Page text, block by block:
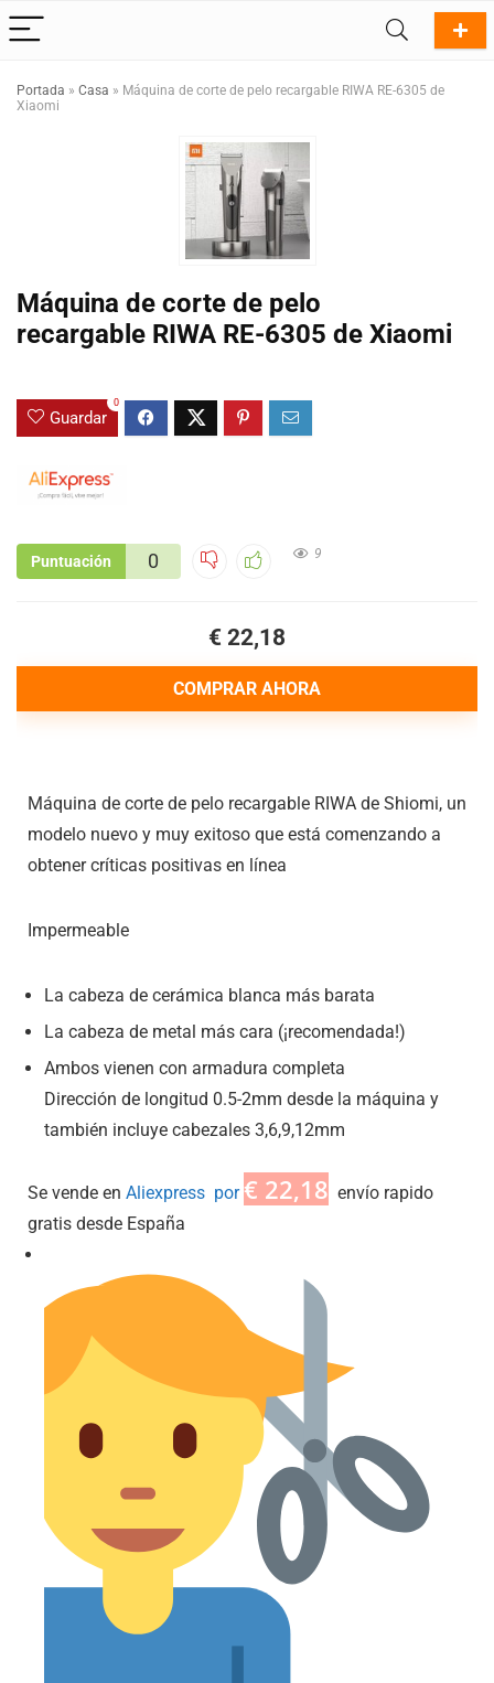
Portada » Casa » Máquina de corte de pelo recargable RIWA RE-6305 de
Xiaomi
Máquina de corte de pelo
recargable RIWA RE-6305 de Xiaomi
Guardar
0
Puntuación 0 9
€ 22,18
COMPRAR AHORA
Máquina de corte de pelo recargable RIWA de Shiomi, un
modelo nuevo y muy exitoso que está comenzando a
obtener críticas positivas en línea
Impermeable
La cabeza de cerámica blanca más barata
La cabeza de metal más cara (¡recomendada!)
Ambos vienen con armadura completa
Dirección de longitud 0.5-2mm desde la máquina y
también incluye cabezales 3,6,9,12mm
Se vende en Aliexpress por€ 22,18 envío rapido
gratis desde España